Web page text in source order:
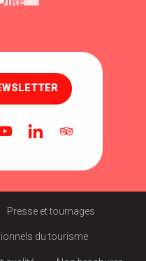
Presse et tournages
du tourisme